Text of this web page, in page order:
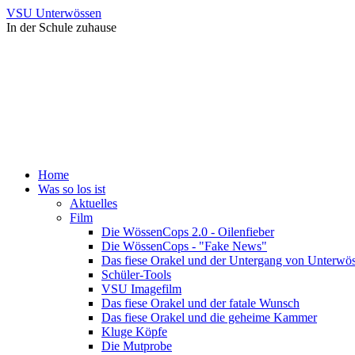
VSU Unterwössen
In der Schule zuhause
Home
Was so los ist
Aktuelles
Film
Die WössenCops 2.0 - Oilenfieber
Die WössenCops - "Fake News"
Das fiese Orakel und der Untergang von
Schüler-Tools
VSU Imagefilm
Das fiese Orakel und der fatale Wunsch
Das fiese Orakel und die geheime Kammer
Kluge Köpfe
Die Mutprobe